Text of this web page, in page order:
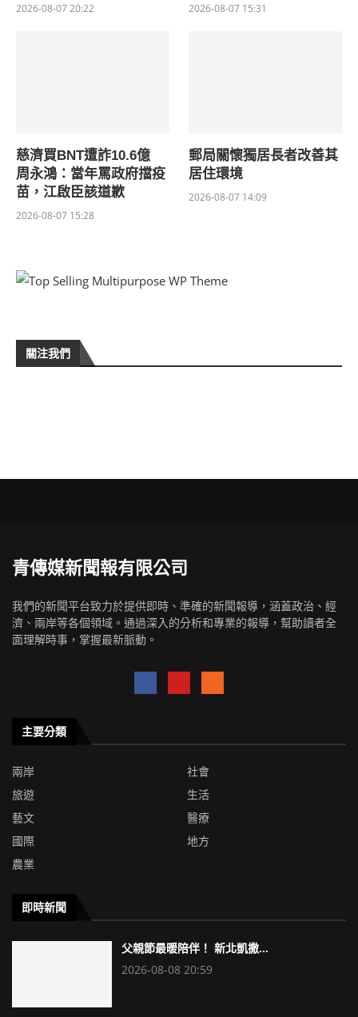
2026-08-07 20:22 2026-08-07 15:31
慈濟買BNT遭詐10.6億
周永鴻：當年罵政府擋疫
苗，江啟臣該道歉
2026-08-07 15:28
郵局關懷獨居長者改善其
居住環境
2026-08-07 14:09
關注我們
青傳媒新聞報有限公司
我們的新聞平台致力於提供即時、準確的新聞報導，涵蓋政治、經
濟、兩岸等各個領域。通過深入的分析和專業的報導，幫助讀者全
面理解時事，掌握最新脈動。
主要分類
兩岸
社會
旅遊
生活
藝文
醫療
國際
地方
農業
即時新聞
父親節最暖陪伴！ 新北凱撒...
2026-08-08 20:59